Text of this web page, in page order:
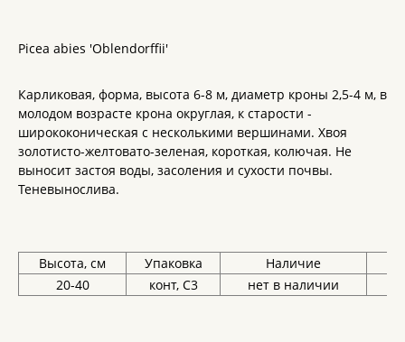
Picea abies 'Oblendorffii'
Карликовая, форма, высота 6-8 м, диаметр кроны 2,5-4 м, в
молодом возрасте крона округлая, к старости -
ширококоническая с несколькими вершинами. Хвоя
золотисто-желтовато-зеленая, короткая, колючая. Не
выносит застоя воды, засоления и сухости почвы.
Теневынослива.
Высота, см Упаковка Наличие
20-40
конт, С3 нет в наличии